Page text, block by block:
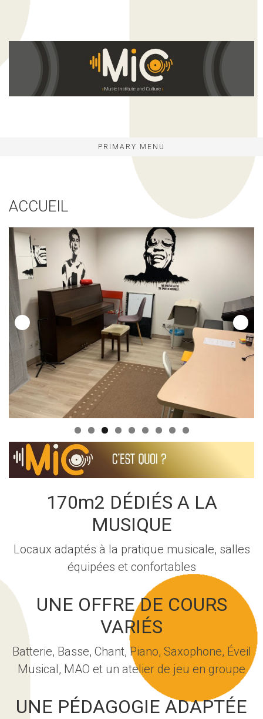
content
PRIMARY MENU
ACCUEIL
170m2 DÉDIÉS A LA
MUSIQUE
Locaux adaptés à la pratique musicale, salles
équipées et confortables
UNE OFFRE DE COURS
VARIÉS
Batterie, Basse, Chant, Piano, Saxophone, Éveil
Musical, MAO et un atelier de jeu en groupe
UNE PÉDAGOGIE ADAPTÉE